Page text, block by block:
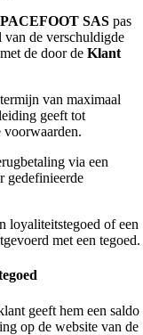
SAS pas
van de verschuldigde
de door de Klant
van maximaal
geeft tot
voorwaarden.
via een
gedefinieerde
loyaliteitstegoed of een
met een tegoed.
geeft hem een saldo
op de website van de